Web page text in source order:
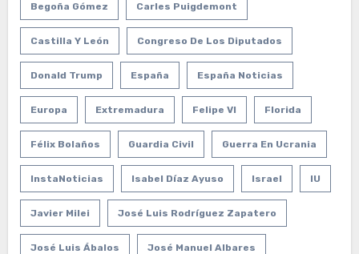
Begoña Gómez Carles Puigdemont
Castilla Y León Congreso De Los Diputados
Donald Trump España España Noticias
Europa Extremadura Felipe VI Florida
Félix Bolaños Guardia Civil Guerra En Ucrania
InstaNoticias Isabel Díaz Ayuso Israel IU
Javier Milei José Luis Rodríguez Zapatero
José Luis Ábalos José Manuel Albares